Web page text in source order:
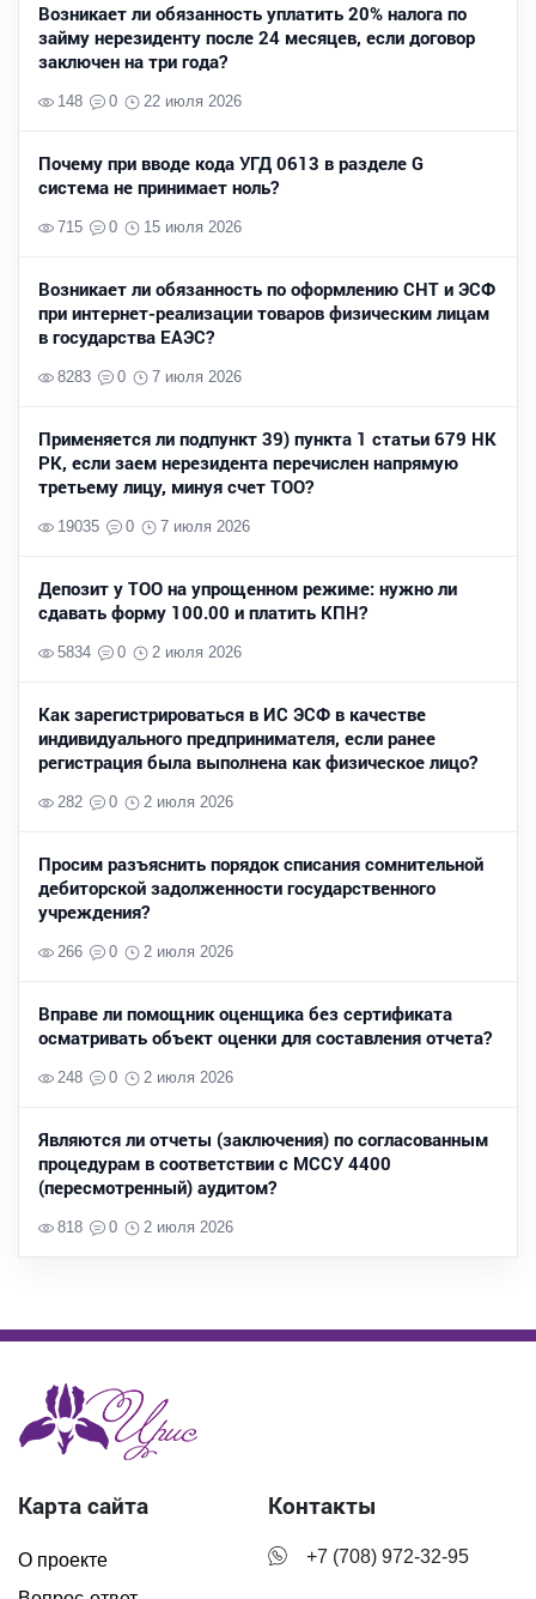
Возникает ли обязанность уплатить 20% налога по
займу нерезиденту после 24 месяцев, если договор
заключен на три года?
148 0 22 июля 2026
Почему при вводе кода УГД 0613 в разделе G
система не принимает ноль?
715 0 15 июля 2026
Возникает ли обязанность по оформлению СНТ и ЭСФ
при интернет-реализации товаров физическим лицам
в государства ЕАЭС?
8283 0 7 июля 2026
Применяется ли подпункт 39) пункта 1 статьи 679 НК
РК, если заем нерезидента перечислен напрямую
третьему лицу, минуя счет ТОО?
19035 0 7 июля 2026
Депозит у ТОО на упрощенном режиме: нужно ли
сдавать форму 100.00 и платить КПН?
5834 0 2 июля 2026
Как зарегистрироваться в ИС ЭСФ в качестве
индивидуального предпринимателя, если ранее
регистрация была выполнена как физическое лицо?
282 0 2 июля 2026
Просим разъяснить порядок списания сомнительной
дебиторской задолженности государственного
учреждения?
266 0 2 июля 2026
Вправе ли помощник оценщика без сертификата
осматривать объект оценки для составления отчета?
248 0 2 июля 2026
Являются ли отчеты (заключения) по согласованным
процедурам в соответствии с МССУ 4400
(пересмотренный) аудитом?
818 0 2 июля 2026
Карта сайта
О проекте
Контакты
+7 (708) 972-32-95